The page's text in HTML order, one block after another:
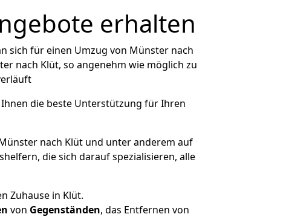
erhalten
sich für einen Umzug von Münster nach
nach Klüt, so angenehm wie möglich zu
die beste Unterstützung für Ihren
nach Klüt und unter anderem auf
die sich darauf spezialisieren, alle
Zuhause in Klüt.
von Gegenständen, das Entfernen von